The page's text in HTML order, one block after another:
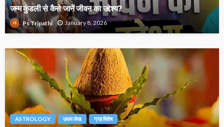
जन्म कुंडली से कैसे जानें जीवन का उद्देश्य?
Ps Tripathi January 8, 2026
ASTROLOGY उपाय लेख ग्रह विशेष